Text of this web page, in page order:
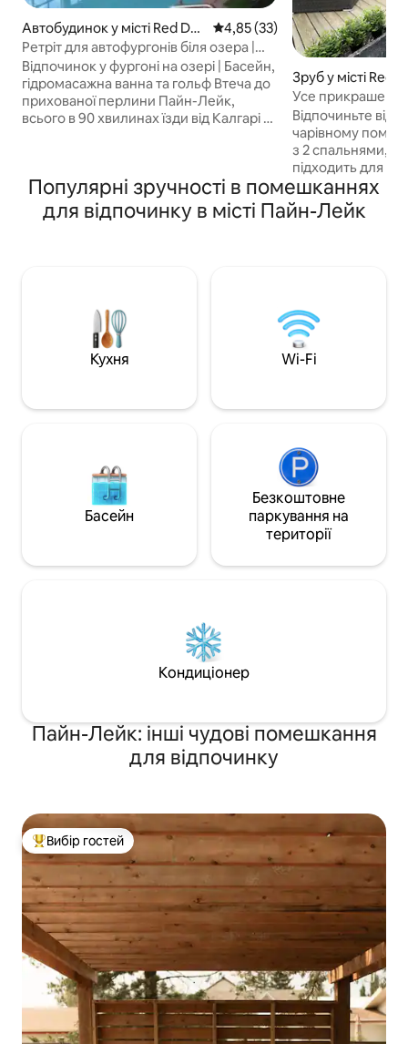
Автобудинок у місті Red De
er County
Середня оцінка: 4,85 з 5,
4,85 (33)
Ретріт для автофургонів біля озера |
Басейн, гідромасажна ванна та гольф
Відпочинок у фургоні на озері | Басейн,
гідромасажна ванна та гольф Втеча до
прихованої перлини Пайн-Лейк,
всього в 90 хвилинах їзди від Калгарі та
в курортному стилі. Насолоджуйтеся
виходом до озера, 18-лунковим полем
для гольфу, критим басейном і
кухнею, кондиціонером та повною
щоб покращити своє перебування! 📅
Забронюйте зараз для відпочинку або
Зруб у місті Red
y
Усе прикрашено
Відпочиньте від
чарівному
з 2 спальнями,
підходить для
Наша затишна
розташована в
Pine Lake,
відкритому
багаття,
пляжу, критий
ванна, 18-
закусочна та
Популярні зручності в помешканнях
для відпочинку в місті Пайн-Лейк
Кухня Wi-Fi
Басейн
Безкоштовне
паркування на
території
Кондиціонер
Пайн-Лейк: інші чудові помешкання
для відпочинку
Топ вибір гостей
Вибір гостей